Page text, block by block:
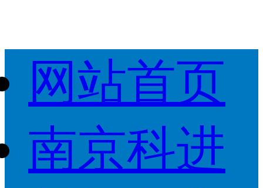
网站首页
南京科进